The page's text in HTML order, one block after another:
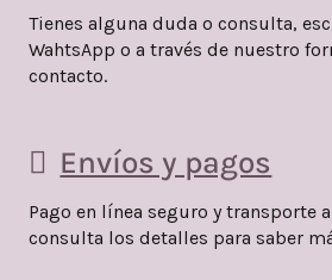
Tienes alguna duda o consulta,
WahtsApp o a través de nuestro
contacto.
Envíos y pagos
Pago en línea seguro y transporte
consulta los detalles para saber